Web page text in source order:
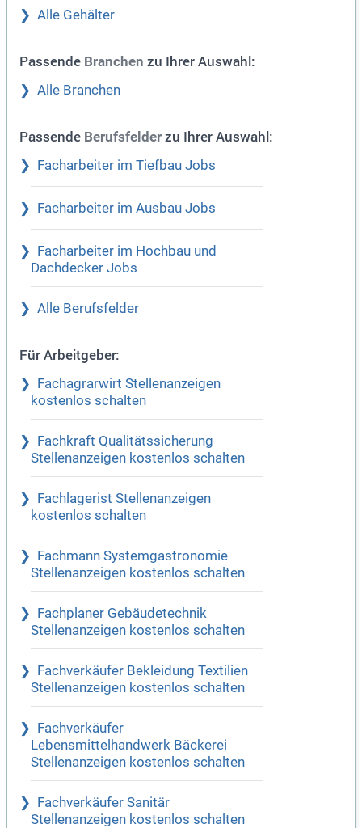
Alle Gehälter
Passende Branchen zu Ihrer Auswahl:
Alle Branchen
Passende Berufsfelder zu Ihrer Auswahl:
Facharbeiter im Tiefbau Jobs
Facharbeiter im Ausbau Jobs
Facharbeiter im Hochbau und
Dachdecker Jobs
Alle Berufsfelder
Für Arbeitgeber:
Fachagrarwirt Stellenanzeigen
kostenlos schalten
Fachkraft Qualitätssicherung
Stellenanzeigen kostenlos schalten
Fachlagerist Stellenanzeigen
kostenlos schalten
Fachmann Systemgastronomie
Stellenanzeigen kostenlos schalten
Fachplaner Gebäudetechnik
Stellenanzeigen kostenlos schalten
Fachverkäufer Bekleidung Textilien
Stellenanzeigen kostenlos schalten
Fachverkäufer
Lebensmittelhandwerk Bäckerei
Stellenanzeigen kostenlos schalten
Fachverkäufer Sanitär
Stellenanzeigen kostenlos schalten